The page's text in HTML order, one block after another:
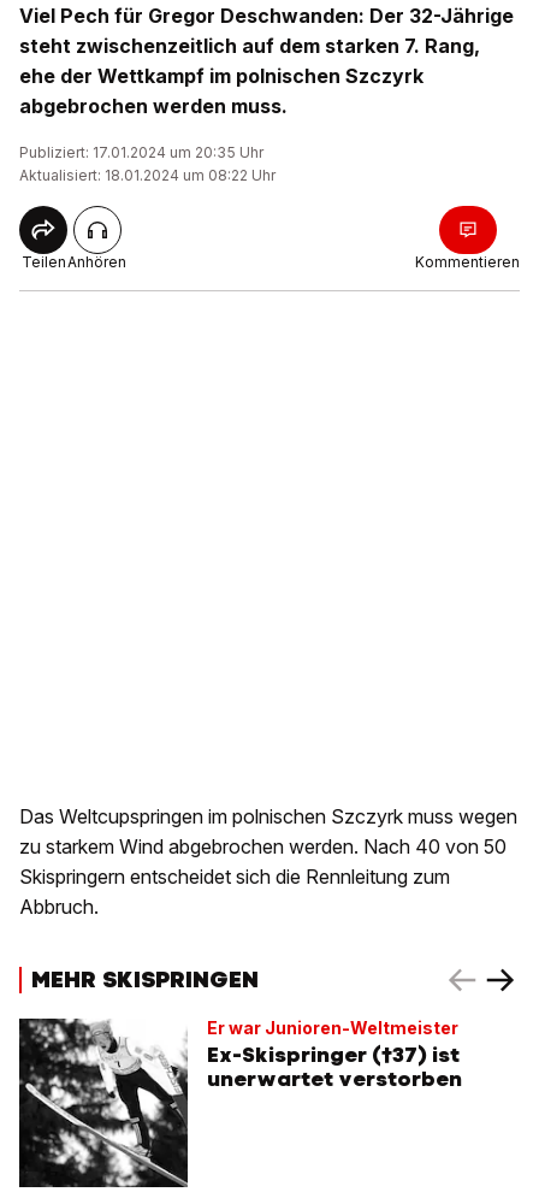
Viel Pech für Gregor Deschwanden: Der 32-Jährige
steht zwischenzeitlich auf dem starken 7. Rang,
ehe der Wettkampf im polnischen Szczyrk
abgebrochen werden muss.
Publiziert: 17.01.2024 um 20:35 Uhr
Aktualisiert: 18.01.2024 um 08:22 Uhr
TeilenAnhören Kommentieren
Das Weltcupspringen im polnischen Szczyrk muss wegen
zu starkem Wind abgebrochen werden. Nach 40 von 50
Skispringern entscheidet sich die Rennleitung zum
Abbruch.
MEHR SKISPRINGEN
Er war Junioren-Weltmeister
Ex-Skispringer (†37) ist
unerwartet verstorben